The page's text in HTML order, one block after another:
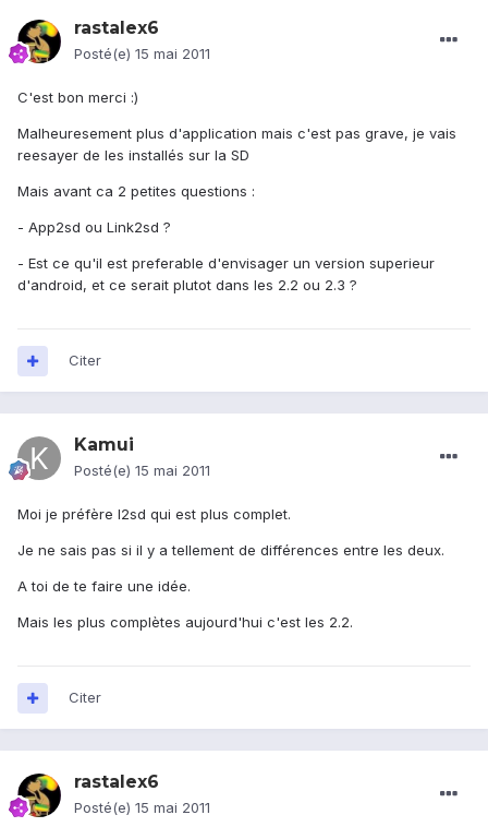
rastalex6
Posté(e) 15 mai 2011
C'est bon merci :)
Malheuresement plus d'application mais c'est pas grave, je vais
reesayer de les installés sur la SD
Mais avant ca 2 petites questions :
- App2sd ou Link2sd ?
- Est ce qu'il est preferable d'envisager un version superieur
d'android, et ce serait plutot dans les 2.2 ou 2.3 ?
Citer
Kamui
Posté(e) 15 mai 2011
Moi je préfère l2sd qui est plus complet.
Je ne sais pas si il y a tellement de différences entre les deux.
A toi de te faire une idée.
Mais les plus complètes aujourd'hui c'est les 2.2.
Citer
rastalex6
Posté(e) 15 mai 2011